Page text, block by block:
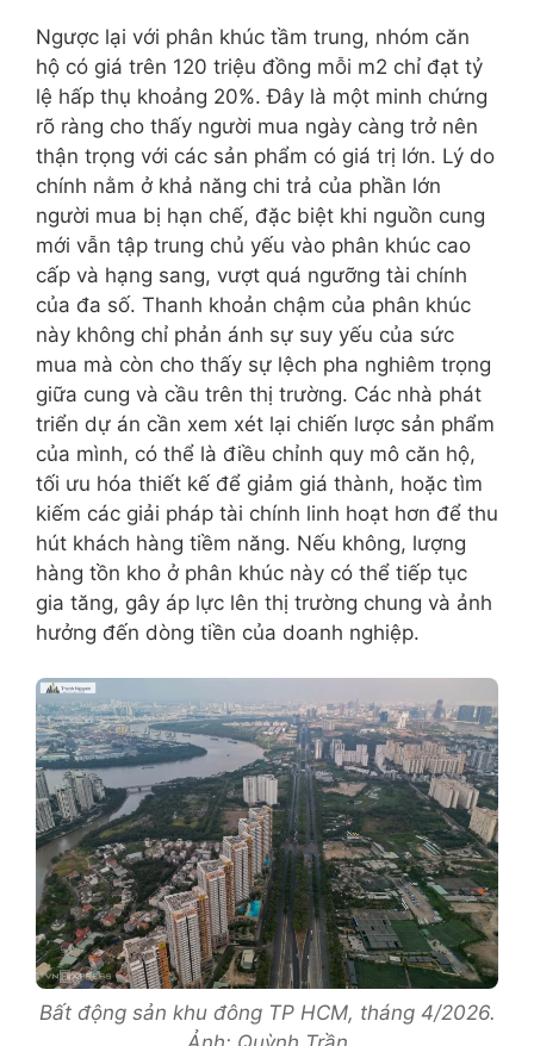
Ngược lại với phân khúc tầm trung, nhóm căn
hộ có giá trên 120 triệu đồng mỗi m2 chỉ đạt tỷ
lệ hấp thụ khoảng 20%. Đây là một minh chứng
rõ ràng cho thấy người mua ngày càng trở nên
thận trọng với các sản phẩm có giá trị lớn. Lý do
chính nằm ở khả năng chi trả của phần lớn
người mua bị hạn chế, đặc biệt khi nguồn cung
mới vẫn tập trung chủ yếu vào phân khúc cao
cấp và hạng sang, vượt quá ngưỡng tài chính
của đa số. Thanh khoản chậm của phân khúc
này không chỉ phản ánh sự suy yếu của sức
mua mà còn cho thấy sự lệch pha nghiêm trọng
giữa cung và cầu trên thị trường. Các nhà phát
triển dự án cần xem xét lại chiến lược sản phẩm
của mình, có thể là điều chỉnh quy mô căn hộ,
tối ưu hóa thiết kế để giảm giá thành, hoặc tìm
kiếm các giải pháp tài chính linh hoạt hơn để thu
hút khách hàng tiềm năng. Nếu không, lượng
hàng tồn kho ở phân khúc này có thể tiếp tục
gia tăng, gây áp lực lên thị trường chung và ảnh
hưởng đến dòng tiền của doanh nghiệp.
Bất động sản khu đông TP HCM, tháng 4/2026.